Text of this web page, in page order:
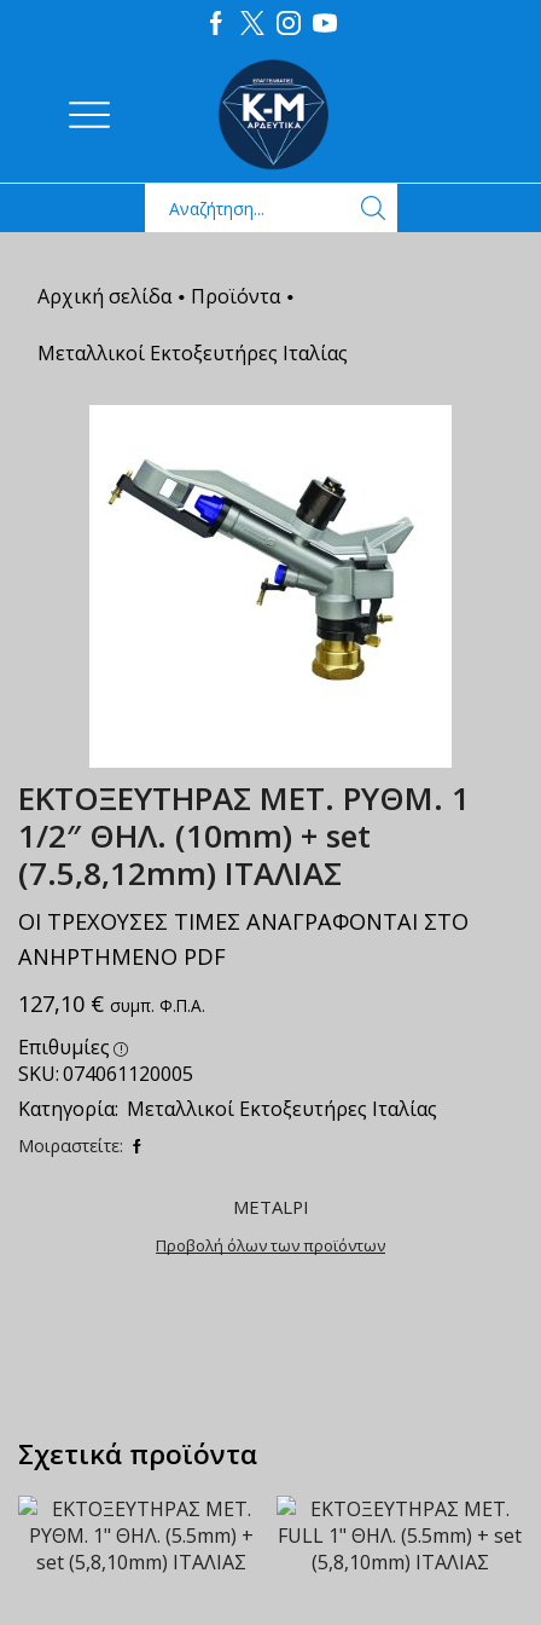
Αρχική σελίδα • Προϊόντα •
Μεταλλικοί Εκτοξευτήρες Ιταλίας
ΕΚΤΟΞΕΥΤΗΡΑΣ ΜΕΤ. ΡΥΘΜ. 1
1/2″ ΘΗΛ. (10mm) + set
(7.5,8,12mm) ΙΤΑΛΙΑΣ
ΟΙ ΤΡΕΧΟΥΣΕΣ ΤΙΜΕΣ ΑΝΑΓΡΑΦΟΝΤΑΙ ΣΤΟ
ΑΝΗΡΤΗΜΕΝΟ PDF
127,10 € συμπ. Φ.Π.Α.
Επιθυμίες
SKU:074061120005
Κατηγορία: Μεταλλικοί Εκτοξευτήρες Ιταλίας
Μοιραστείτε:
METALPI
Προβολή όλων των προϊόντων
Σχετικά προϊόντα